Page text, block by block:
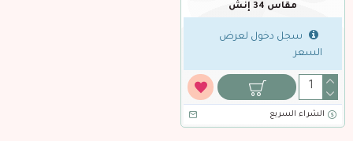
مقاس 34 إنش
سجل دخول لعرض
السعر
الشراء السريع